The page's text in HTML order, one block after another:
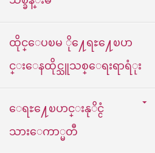
ထိုင္ေပၿမ ို႔ေရႊ႔ေၿပာ
င္းေနထိုင္သူသစ္ေရးရာရံုး
ေရႊ႔ေၿပာင္းနုိင္ငံ
သားေကာ္မတီ